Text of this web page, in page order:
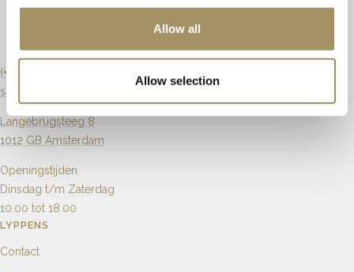
Allow all
Allow selection
Artikelnummer Model_p_5_mm_gg
(+31) 20 6270901
sales@lyppens.nl
Langebrugsteeg 8
1012 GB Amsterdam
Openingstijden
Dinsdag t/m Zaterdag
10.00 tot 18.00
LYPPENS
Contact